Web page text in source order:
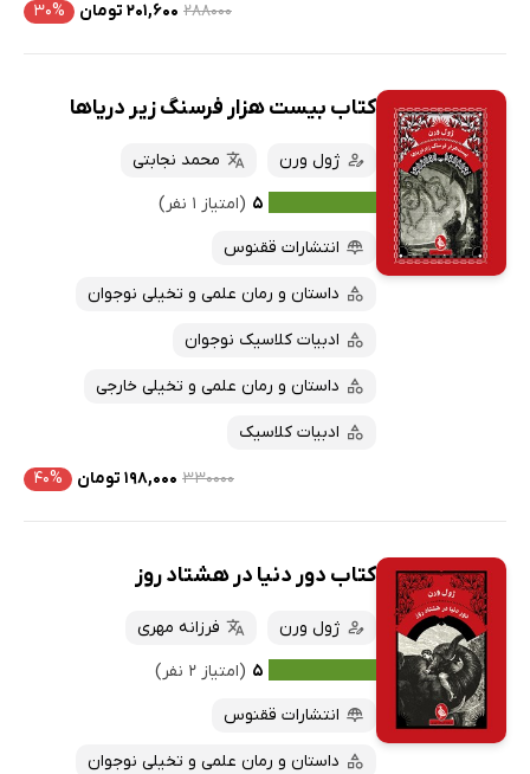
۲۸۸۰۰۰ ۲۰۱,۶۰۰ تومان ۳۰%
کتاب بیست هزار فرسنگ زیر دریاها
ژول ورن
محمد نجابتی
۵ (امتیاز ۱ نفر)
انتشارات ققنوس
داستان و رمان علمی و تخیلی نوجوان
ادبیات کلاسیک نوجوان
داستان و رمان علمی و تخیلی خارجی
ادبیات کلاسیک
۳۳۰۰۰۰ ۱۹۸,۰۰۰ تومان ۴۰%
کتاب دور دنیا در هشتاد روز
ژول ورن
فرزانه مهری
۵ (امتیاز ۲ نفر)
انتشارات ققنوس
داستان و رمان علمی و تخیلی نوجوان